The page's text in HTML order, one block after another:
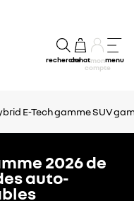
rechercheachatmon
compte
menu
E-Techgamme SUV
2026 de
auto-